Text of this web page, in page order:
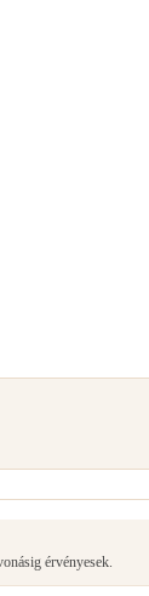
érvényesek.